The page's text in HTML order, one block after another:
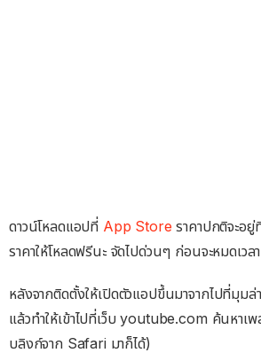
ดาวน์โหลดแอปที่ App Store ราคาปกติจะอ
ราคาให้โหลดฟรีนะ จัดไปด่วนๆ ก่อนจะหมดเวล
หลังจากติดตั้งให้เปิดตัวแอปขึ้นมาจากไปที่มุมล่
แล้วทำให้เข้าไปที่เว็บ youtube.com ค้นหาเ
บลิงก์จาก Safari มาก็ได้)